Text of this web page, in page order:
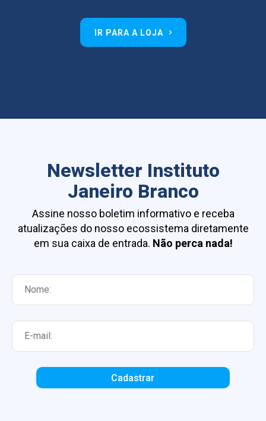
IR PARA A LOJA
Newsletter Instituto
Janeiro Branco
Assine nosso boletim informativo e receba
atualizações do nosso ecossistema diretamente
em sua caixa de entrada. Não perca nada!